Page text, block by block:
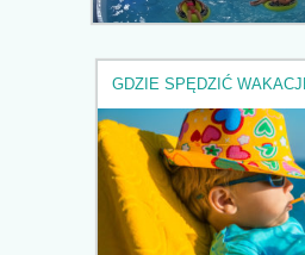
GDZIE SPĘDZIĆ